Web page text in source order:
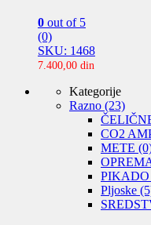
0 out of 5
(0)
SKU: 1468
7.400,00 din
Kategorije
Razno (23)
CO2
METE
Pljoske